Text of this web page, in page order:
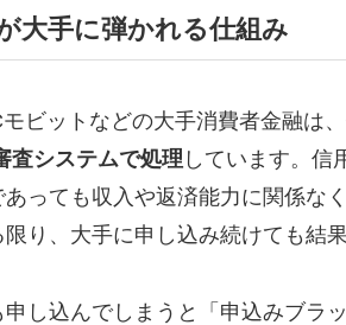
大手に弾かれる仕組み
ビットなどの大手消費者金融は
査システムで処理 しています。信
っても収入や返済能力に関係な
り、大手に申し込み続けても結
し込んでしまうと「申込みブラ